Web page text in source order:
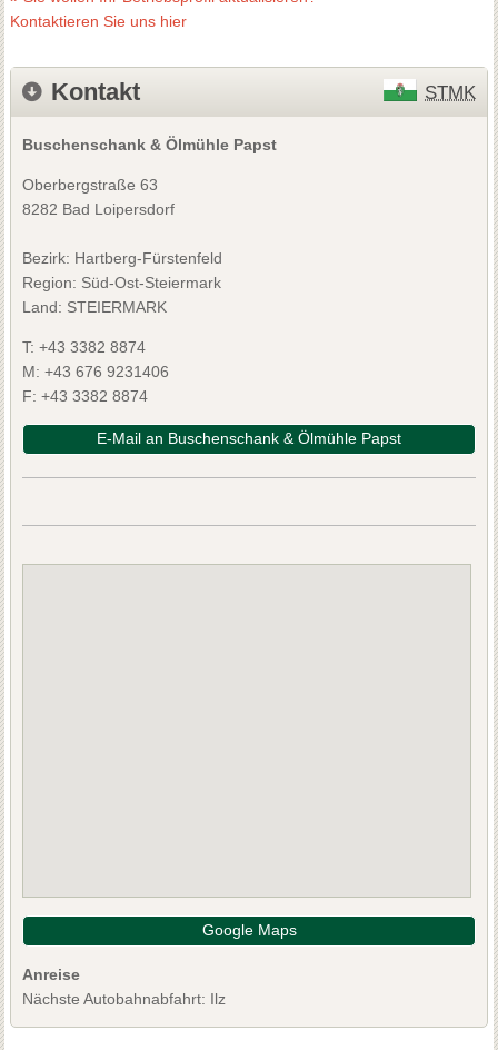
Kontaktieren Sie uns hier
Kontakt STMK
Buschenschank & Ölmühle Papst
Oberbergstraße 63
8282 Bad Loipersdorf
Bezirk: Hartberg-Fürstenfeld
Region: Süd-Ost-Steiermark
Land: STEIERMARK
T: +43 3382 8874
M: +43 676 9231406
F: +43 3382 8874
E-Mail an Buschenschank & Ölmühle Papst
Google Maps
Anreise
Nächste Autobahnabfahrt: Ilz